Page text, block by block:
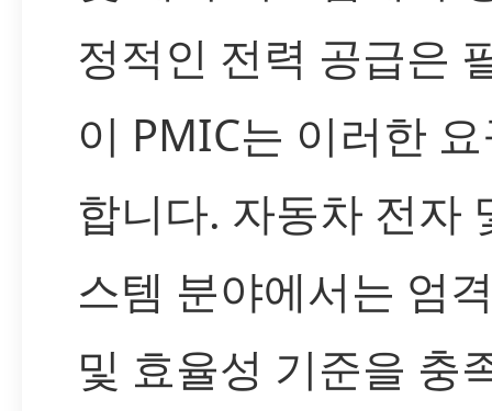
정적인 전력 공급은
이 PMIC는 이러한
합니다. 자동차 전자
스템 분야에서는 엄
및 효율성 기준을 충